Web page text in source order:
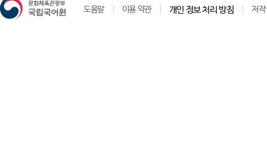
도움말 이용 약관 개인 정보 처리 방침 저